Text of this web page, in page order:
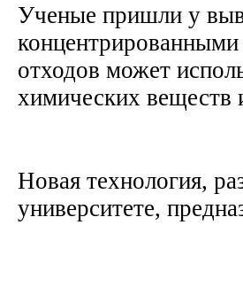
Ученые пришли у
отходов может
химических веществ
Новая технология,
университете,